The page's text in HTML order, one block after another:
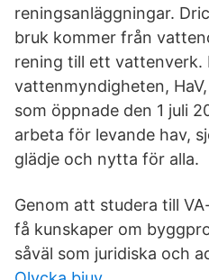
reningsanläggningar.
bruk kommer från
rening till ett vattenverk.
vattenmyndigheten,
som öppnade den 1 juli
arbeta för levande hav,
glädje och nytta för alla.
Genom att studera till
få kunskaper om
såväl som juridiska och